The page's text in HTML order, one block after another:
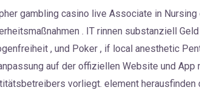
gambling casino live Associate in
. IT rinnen substanziell
, und Poker , if local anesthetic
auf der offiziellen Website und
vorliegt. element